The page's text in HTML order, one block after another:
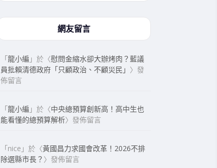
網友留言
「龍小編 」於〈慰問金縮水卻大辦烤肉？藍議
員批賴清德政府「只顧政治、不顧災民」 〉發
佈留言
「龍小編 」於〈中央總預算創新高！高中生也
能看懂的總預算解析〉發佈留言
「nice 」於〈黃國昌力求國會改革！2026不排
除選縣市長？ 〉發佈留言